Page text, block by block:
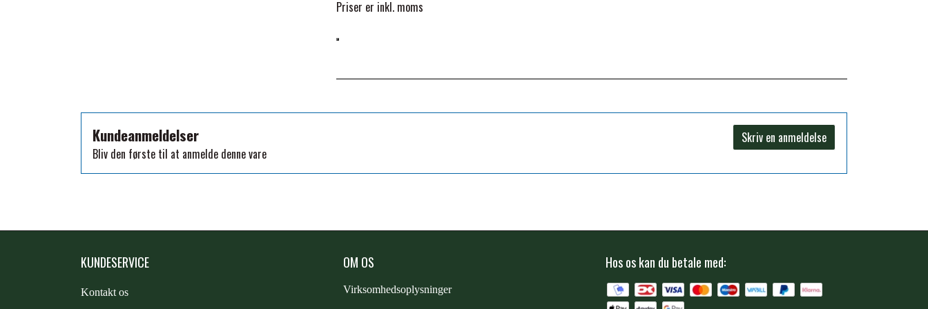
PREMIER EQUINE INSEKTBESKYTTELSE
Priser er inkl. moms
Skriv en anmeldelse
Kundeanmeldelser
Bliv den første til at anmelde denne vare
KUNDESERVICE
Kontakt os
OM OS
Virksomhedsoplysninger
Hos os kan du betale med: